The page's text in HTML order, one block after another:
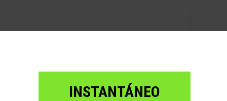
INSTANTÁNEO